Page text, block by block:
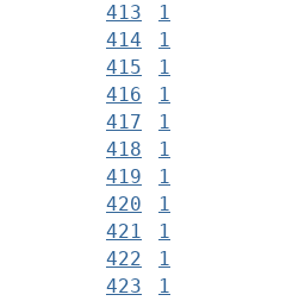
413
1
414
1
415
1
416
1
417
1
418
1
419
1
420
1
421
1
422
1
423
1